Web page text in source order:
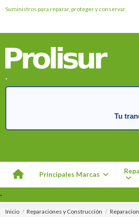
Suministros para reparar, proteger y conservar.
.
Tu
Principales Marcas
.
Inicio Reparaciones y Construcción